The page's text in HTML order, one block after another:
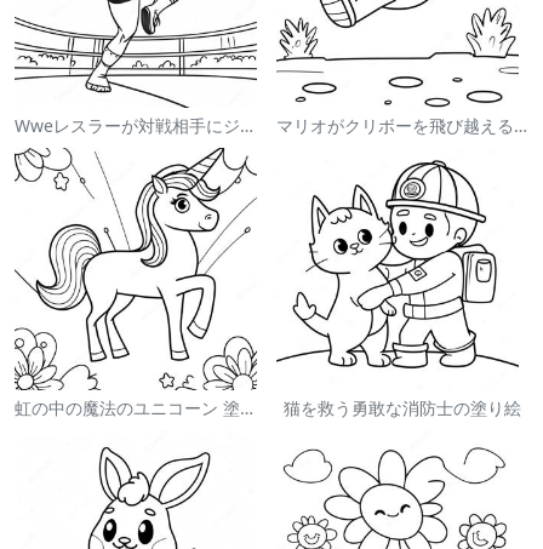
Wweレスラーが対戦相手にジャンプする塗り絵 マリオがクリボーを飛び越える塗り絵
虹の中の魔法のユニコーン 塗り絵 猫を救う勇敢な消防士の塗り絵